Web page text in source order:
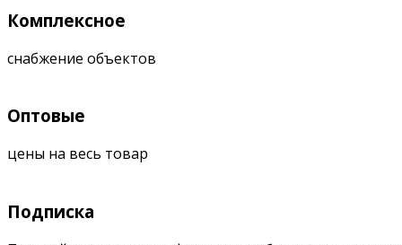
Комплексное
снабжение объектов
Оптовые
цены на весь товар
Подписка